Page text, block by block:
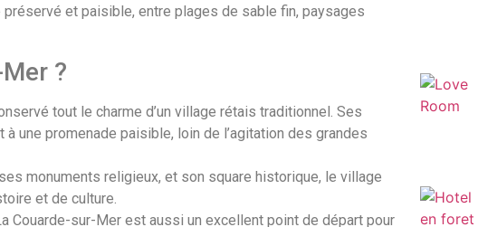
et paisible, entre plages de sable fin, paysages
?
tout le charme d’un village rétais traditionnel. Ses
une promenade paisible, loin de l’agitation des grandes
monuments religieux, et son square historique, le village
et de culture.
Couarde-sur-Mer est aussi un excellent point de départ pour